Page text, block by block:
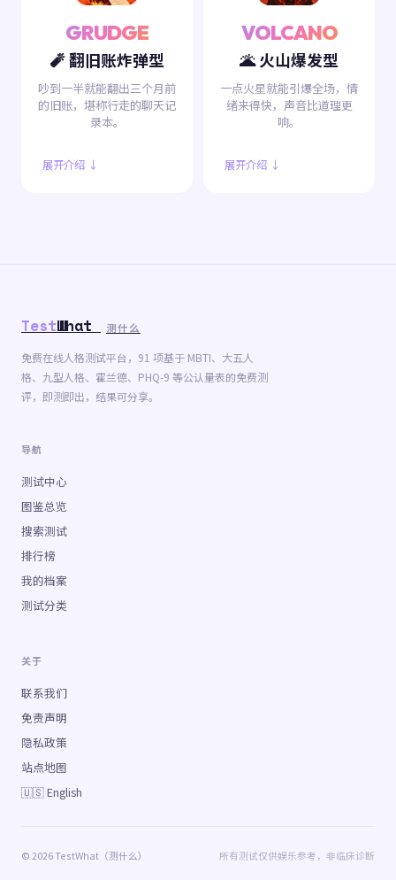
GRUDGE
🧨 翻旧账炸弹型
吵到一半就能翻出三个月前
的旧账，堪称行走的聊天记
录本。
展开介绍 ↓
VOLCANO
🌋 火山爆发型
一点火星就能引爆全场，情
绪来得快，声音比道理更
响。
展开介绍 ↓
TestWhat 测什么
免费在线人格测试平台，91 项基于 MBTI、大五人
格、九型人格、霍兰德、PHQ-9 等公认量表的免费测
评，即测即出，结果可分享。
导航
测试中心
图鉴总览
搜索测试
排行榜
我的档案
测试分类
关于
联系我们
免责声明
隐私政策
站点地图
🇺🇸 English
© 2026 TestWhat（测什么） 所有测试仅供娱乐参考，非临床诊断